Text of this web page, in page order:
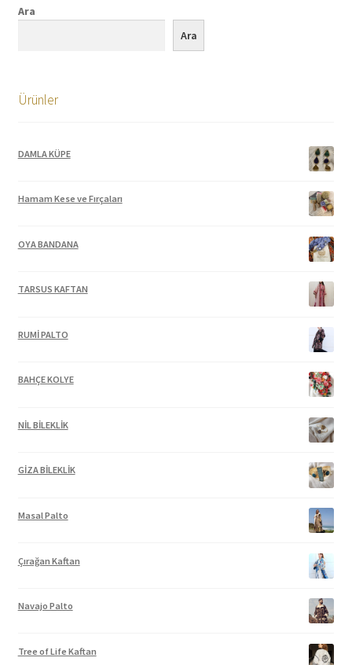
Ara
Ara
Ürünler
DAMLA KÜPE
Hamam Kese ve Fırçaları
OYA BANDANA
TARSUS KAFTAN
RUMİ PALTO
BAHÇE KOLYE
NİL BİLEKLİK
GİZA BİLEKLİK
Masal Palto
Çırağan Kaftan
Navajo Palto
Tree of Life Kaftan